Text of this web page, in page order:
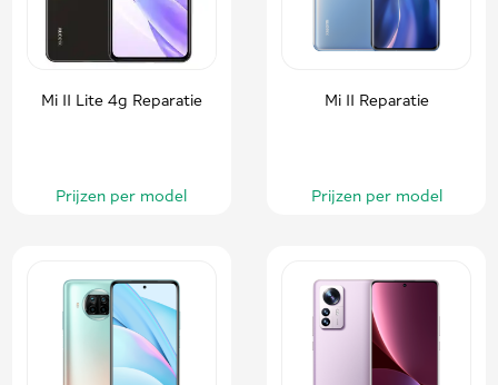
Mi 11 Lite 4g Reparatie
Prijzen per model
Mi 11 Reparatie
Prijzen per model